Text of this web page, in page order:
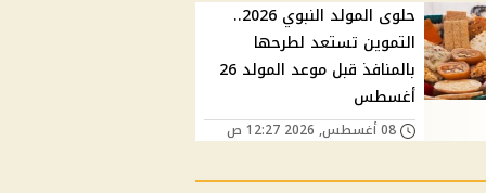
حلوى المولد النبوي 2026..
التموين تستعد لطرحها
بالمنافذ قبل موعد المولد 26
أغسطس
08 أغسطس, 2026 12:27 ص